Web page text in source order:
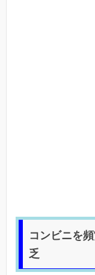
コンビニを
乏